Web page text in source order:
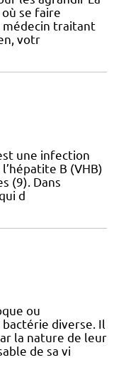
se faire
médecin traitant
votr
une infection
B (VHB)
(9). Dans
d
ou
diverse. Il
la nature de leur
de sa vi